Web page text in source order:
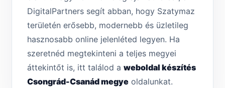
DigitalPartners segít abban, hogy Szatymaz
területén erősebb, modernebb és üzletileg
hasznosabb online jelenléted legyen. Ha
szeretnéd megtekinteni a teljes megyei
áttekintőt is, itt találod a weboldal készítés
Csongrád-Csanád megye oldalunkat.